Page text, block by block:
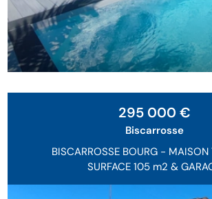
BISCARROSSE BOURG - MAISON
SURFACE 105 m2 &
295 000 €
Biscarrosse